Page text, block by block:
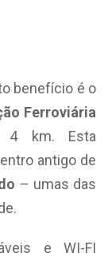
benefício é o
Ferroviária
4 km. Esta
antigo de
– umas das
e WI-FI